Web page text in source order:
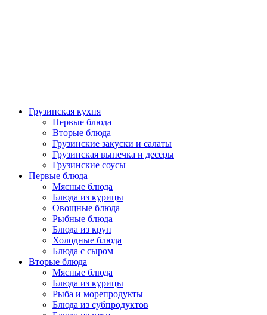
Грузинская кухня
Первые блюда
Вторые блюда
Грузинские закуски и салаты
Грузинская выпечка и десеры
Грузинские соусы
Первые блюда
Мясные блюда
Блюда из курицы
Овощные блюда
Рыбные блюда
Блюда из круп
Холодные блюда
Блюда с сыром
Вторые блюда
Мясные блюда
Блюда из курицы
Рыба и морепродукты
Блюда из субпродуктов